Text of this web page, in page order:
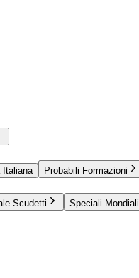
Italiana Probabili Formazioni
Scudetti Speciali Mondiali